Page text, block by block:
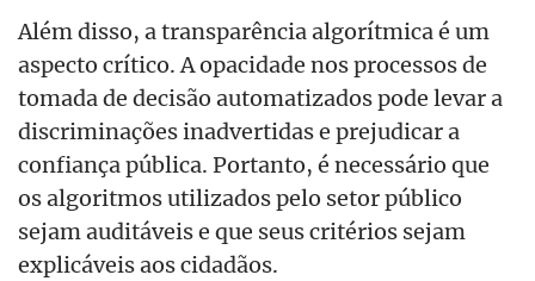
Além disso, a transparência algorítmica é um
aspecto crítico. A opacidade nos processos de
tomada de decisão automatizados pode levar a
discriminações inadvertidas e prejudicar a
confiança pública. Portanto, é necessário que
os algoritmos utilizados pelo setor público
sejam auditáveis e que seus critérios sejam
explicáveis aos cidadãos.